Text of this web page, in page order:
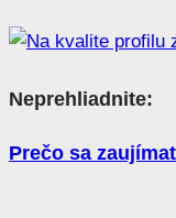
Neprehliadnite:
Prečo sa